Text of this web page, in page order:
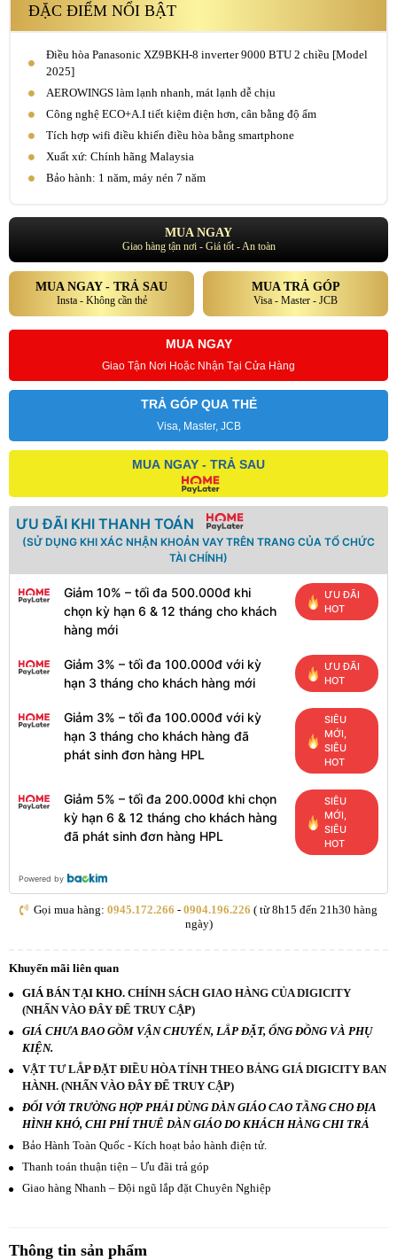
ĐẶC ĐIỂM NỔI BẬT
Điều hòa Panasonic XZ9BKH-8 inverter 9000 BTU 2 chiều [Model
2025]
AEROWINGS làm lạnh nhanh, mát lạnh dễ chịu
Công nghệ ECO+A.I tiết kiệm điện hơn, cân bằng độ ẩm
Tích hợp wifi điều khiển điều hòa bằng smartphone
Xuất xứ: Chính hãng Malaysia
Bảo hành: 1 năm, máy nén 7 năm
MUA NGAY
Giao hàng tận nơi - Giá tốt - An toàn
MUA NGAY - TRẢ SAU
Insta - Không cần thẻ
MUA TRẢ GÓP
Visa - Master - JCB
MUA NGAY
Giao Tận Nơi Hoặc Nhận Tại Cửa Hàng
TRẢ GÓP QUA THẺ
Visa, Master, JCB
MUA NGAY - TRẢ SAU
ƯU ĐÃI KHI THANH TOÁN
(SỬ DỤNG KHI XÁC NHẬN KHOẢN VAY TRÊN TRANG CỦA TỔ CHỨC
TÀI CHÍNH)
Giảm 10% – tối đa 500.000đ khi
chọn kỳ hạn 6 & 12 tháng cho khách
hàng mới
ƯU ĐÃI
HOT
Giảm 3% – tối đa 100.000đ với kỳ
hạn 3 tháng cho khách hàng mới
ƯU ĐÃI
HOT
Giảm 3% – tối đa 100.000đ với kỳ
hạn 3 tháng cho khách hàng đã
phát sinh đơn hàng HPL
SIÊU
MỚI,
SIÊU
HOT
Giảm 5% – tối đa 200.000đ khi chọn
kỳ hạn 6 & 12 tháng cho khách hàng
đã phát sinh đơn hàng HPL
SIÊU
MỚI,
SIÊU
HOT
Powered by
Gọi mua hàng: 0945.172.266 - 0904.196.226 ( từ 8h15 đến 21h30 hàng
ngày)
Khuyến mãi liên quan
GIÁ BÁN TẠI KHO. CHÍNH SÁCH GIAO HÀNG CỦA DIGICITY
(NHẤN VÀO ĐÂY ĐỂ TRUY CẬP)
GIÁ CHƯA BAO GỒM VẬN CHUYỂN, LẮP ĐẶT, ỐNG ĐỒNG VÀ PHỤ
KIỆN.
VẬT TƯ LẮP ĐẶT ĐIỀU HÒA TÍNH THEO BẢNG GIÁ DIGICITY BAN
HÀNH. (NHẤN VÀO ĐÂY ĐỂ TRUY CẬP)
ĐỐI VỚI TRƯỜNG HỢP PHẢI DÙNG DÀN GIÁO CAO TẦNG CHO ĐỊA
HÌNH KHÓ, CHI PHÍ THUÊ DÀN GIÁO DO KHÁCH HÀNG CHI TRẢ
Bảo Hành Toàn Quốc - Kích hoạt bảo hành điện tử.
Thanh toán thuận tiện – Ưu đãi trả góp
Giao hàng Nhanh – Đội ngũ lắp đặt Chuyên Nghiệp
Thông tin sản phẩm